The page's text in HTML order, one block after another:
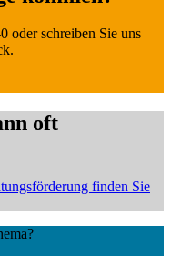
oder schreiben Sie uns
oft
finden Sie